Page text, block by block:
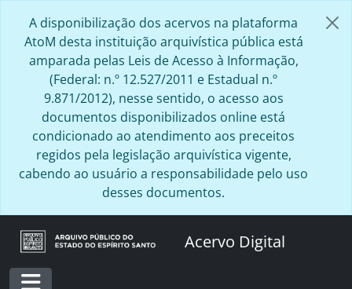
A disponibilização dos acervos na plataforma
AtoM desta instituição arquivística pública está
amparada pelas Leis de Acesso à Informação,
(Federal: n.º 12.527/2011 e Estadual n.º
9.871/2012), nesse sentido, o acesso aos
documentos disponibilizados online está
condicionado ao atendimento aos preceitos
regidos pela legislação arquivística vigente,
cabendo ao usuário a responsabilidade pelo uso
desses documentos.
Acervo Digital